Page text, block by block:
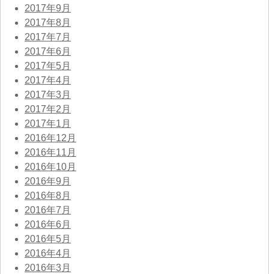
2017年9月
2017年8月
2017年7月
2017年6月
2017年5月
2017年4月
2017年3月
2017年2月
2017年1月
2016年12月
2016年11月
2016年10月
2016年9月
2016年8月
2016年7月
2016年6月
2016年5月
2016年4月
2016年3月